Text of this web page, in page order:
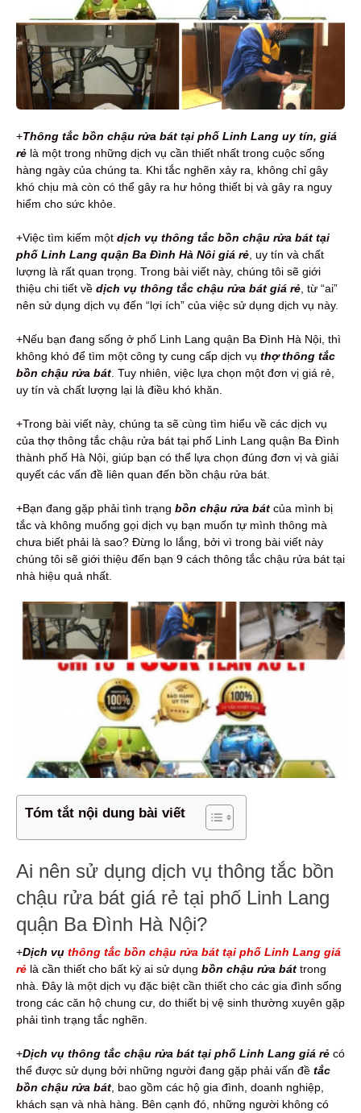
+Thông tắc bồn chậu rửa bát tại phố Linh Lang uy tín, giá
rẻ là một trong những dịch vụ cần thiết nhất trong cuộc sống
hàng ngày của chúng ta. Khi tắc nghẽn xảy ra, không chỉ gây
khó chịu mà còn có thể gây ra hư hỏng thiết bị và gây ra nguy
hiểm cho sức khỏe.
+Việc tìm kiếm một dịch vụ thông tắc bồn chậu rửa bát tại
phố Linh Lang quận Ba Đình Hà Nôi giá rẻ , uy tín và chất
lượng là rất quan trọng. Trong bài viết này, chúng tôi sẽ giới
thiệu chi tiết về dịch vụ thông tắc chậu rửa bát giá rẻ , từ “ai”
nên sử dụng dịch vụ đến “lợi ích” của việc sử dụng dịch vụ này.
+Nếu bạn đang sống ở phố Linh Lang quận Ba Đình Hà Nội, thì
không khó để tìm một công ty cung cấp dịch vụ thợ thông tắc
bồn chậu rửa bát . Tuy nhiên, việc lựa chọn một đơn vị giá rẻ,
uy tín và chất lượng lại là điều khó khăn.
+Trong bài viết này, chúng ta sẽ cùng tìm hiểu về các dịch vụ
của thợ thông tắc chậu rửa bát tại phố Linh Lang quận Ba Đình
thành phố Hà Nội, giúp bạn có thể lựa chọn đúng đơn vị và giải
quyết các vấn đề liên quan đến bồn chậu rửa bát.
+Bạn đang gặp phải tình trạng bồn chậu rửa bát của mình bị
tắc và không muống gọi dịch vụ bạn muốn tự mình thông mà
chưa biết phải là sao? Đừng lo lắng, bởi vì trong bài viết này
chúng tôi sẽ giới thiệu đến bạn 9 cách thông tắc chậu rửa bát tại
nhà hiệu quả nhất.
Tóm tắt nội dung bài viết
Ai nên sử dụng dịch vụ thông tắc bồn
chậu rửa bát giá rẻ tại phố Linh Lang
quận Ba Đình Hà Nội?
+Dịch vụ thông tắc bồn chậu rửa bát tại phố Linh Lang giá
rẻ là cần thiết cho bất kỳ ai sử dụng bồn chậu rửa bát trong
nhà. Đây là một dịch vụ đặc biệt cần thiết cho các gia đình sống
trong các căn hộ chung cư, do thiết bị vệ sinh thường xuyên gặp
phải tình trạng tắc nghẽn.
+Dịch vụ thông tắc chậu rửa bát tại phố Linh Lang giá rẻ có
thể được sử dụng bởi những người đang gặp phải vấn đề tắc
bồn chậu rửa bát , bao gồm các hộ gia đình, doanh nghiệp,
khách sạn và nhà hàng. Bên cạnh đó, những người không có